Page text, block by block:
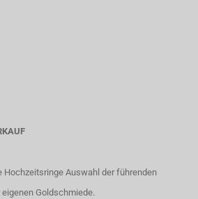
Hochzeitsringe Auswahl der führenden
Goldschmiede.